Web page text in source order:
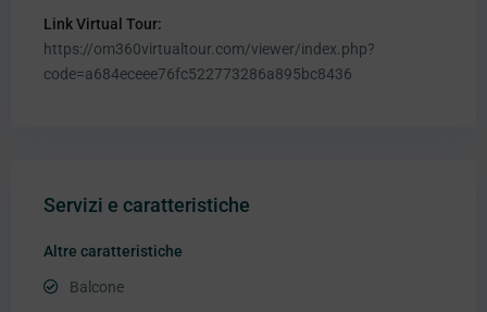
Link Virtual Tour:
https://om360virtualtour.com/viewer/index.php?
code=a684eceee76fc522773286a895bc8436
Servizi e caratteristiche
Altre caratteristiche
Balcone